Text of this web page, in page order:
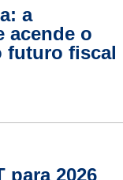
a
acende o
futuro fiscal
para 2026